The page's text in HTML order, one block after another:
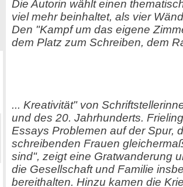
Die Autorin wählt einen
viel mehr beinhaltet, als vier
Den "Kampf um das eigene
dem Platz zum Schreiben, dem
... Kreativität" von
und des 20. Jahrhunderts.
Essays Problemen auf der Spur,
schreibenden Frauen
sind", zeigt eine Gratwanderung
die Gesellschaft und Familie
bereithalten. Hinzu kamen die